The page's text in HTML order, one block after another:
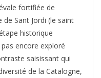
fortifiée de
Sant Jordi (le saint
historique
encore exploré
saisissant qui
de la Catalogne,